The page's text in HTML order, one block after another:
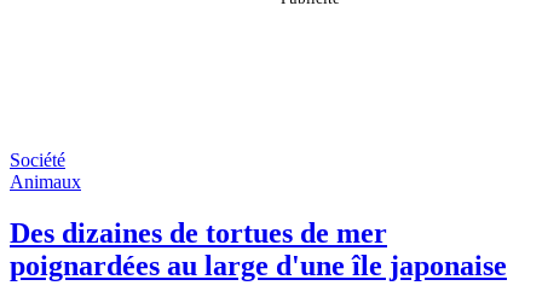
Société
Animaux
Des dizaines de tortues de mer
poignardées au large d'une île japonaise